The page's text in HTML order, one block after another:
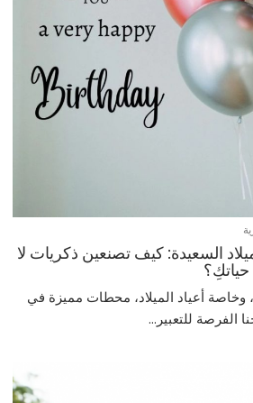
السعيدة: كيف تصنعين ذكريات لا
وخاصة أعياد الميلاد، محطات مميزة في
الفرصة للتعبير...